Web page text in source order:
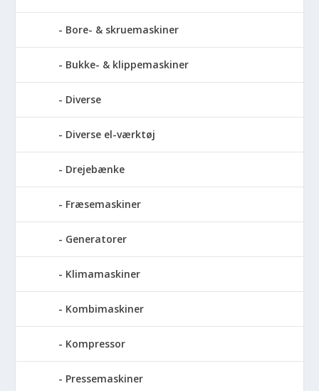
Bore- & skruemaskiner
Bukke- & klippemaskiner
Diverse
Diverse el-værktøj
Drejebænke
Fræsemaskiner
Generatorer
Klimamaskiner
Kombimaskiner
Kompressor
Pressemaskiner